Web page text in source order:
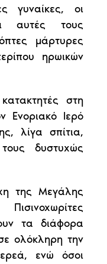
γυναίκες, οι
αυτές τους
μάρτυρες
ηρωικών
στη
Ενοριακό Ιερό
λίγα σπίτια,
δυστυχώς
της Μεγάλης
τα διάφορα
ολόκληρη την
ενώ όσοι